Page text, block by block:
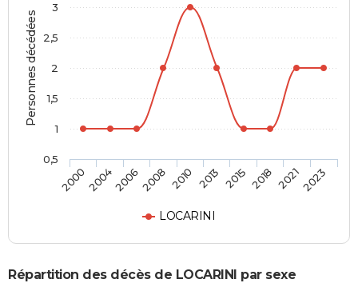
Personnes décédées
LOCARINI
2000200420062008 2010 2013 2015 2018 20212023
0,5
1
1,5
2
2,5
3
Répartition des décès de LOCARINI par sexe